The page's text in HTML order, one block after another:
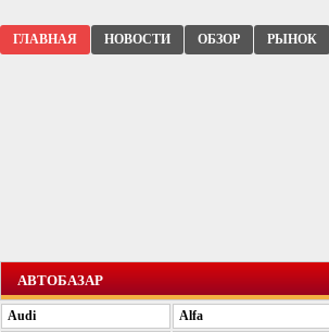
ГЛАВНАЯ НОВОСТИ ОБЗОР РЫНОК
АВТОБАЗАР
Audi
Alfa